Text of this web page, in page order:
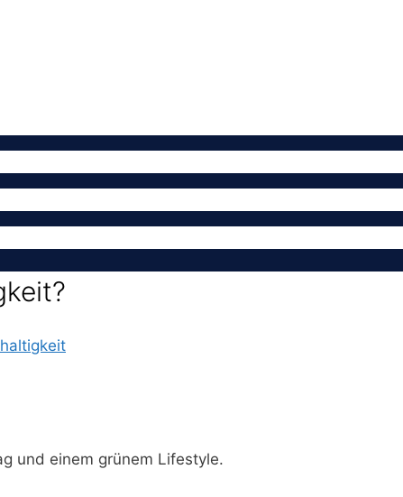
und einem grünem Lifestyle.